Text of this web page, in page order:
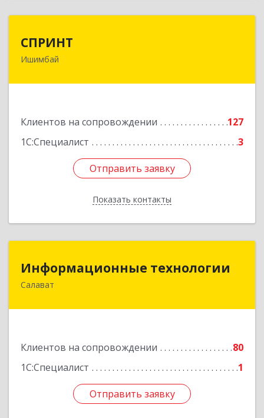
СПРИНТ
Ишимбай
Клиентов на сопровождении
127
1С:Специалист
3
Отправить заявку
Показать контакты
453201, Башкортостан Респ, Ишимбайский р-н,
Отправить заявку
Назад
Информационные технологии
Салават
Клиентов на сопровождении
80
1С:Специалист
1
Отправить заявку
Информационные технологии
Отправить заявку